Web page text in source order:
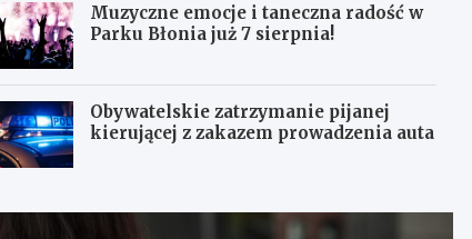
Muzyczne emocje i taneczna radość w
Parku Błonia już 7 sierpnia!
Obywatelskie zatrzymanie pijanej
kierującej z zakazem prowadzenia auta